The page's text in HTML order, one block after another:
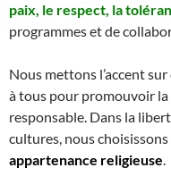
paix, le respect, la
programmes et de
Nous mettons l’accent
à tous pour promouvoir la
responsable. Dans la
cultures, nous choisissons
appartenance religieuse.